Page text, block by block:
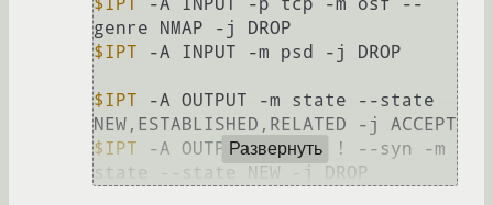
$IPT -A INPUT -p tcp -m osf --
$IPT -A INPUT -m psd -j DROP
$IPT -A OUTPUT -m state --state
$IPT -A OUTPUT -p tcp ! --syn -m
Развернуть